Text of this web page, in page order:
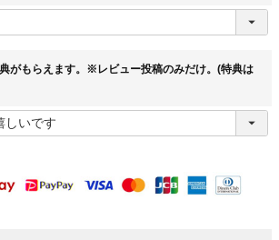
がもらえます。※レビュー投稿のみだけ。(特典は